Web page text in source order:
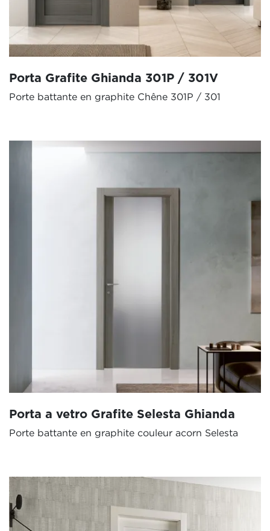
Porta Grafite Ghianda 301P / 301V
Porte battante en graphite Chêne 301P / 301
Porta a vetro Grafite Selesta Ghianda
Porte battante en graphite couleur acorn Selesta